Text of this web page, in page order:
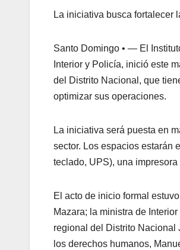
La iniciativa busca fortalecer
Santo Domingo • — El
Interior y Policía, inició este
del Distrito Nacional, que
optimizar sus operaciones.
La iniciativa será puesta en
sector. Los espacios estarán
teclado, UPS), una
El acto de inicio formal
Mazara; la ministra de
regional del Distrito Nacional
los derechos humanos,